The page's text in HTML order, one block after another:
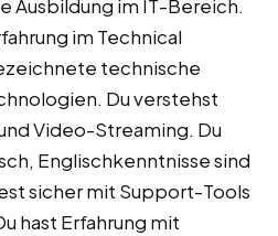
Ausbildung im IT-Bereich.
im Technical
technische
Du verstehst
Video-Streaming. Du
Englischkenntnisse sind
sicher mit Support-Tools
hast Erfahrung mit